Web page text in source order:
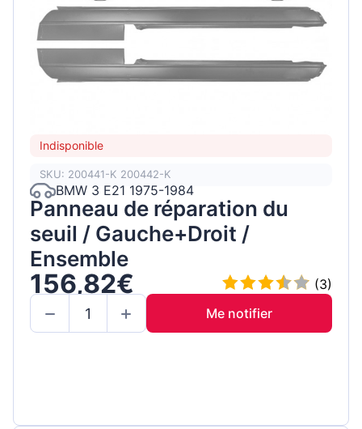
Indisponible
SKU: 200441-K 200442-K
BMW 3 E21 1975-1984
Panneau de réparation du
seuil / Gauche+Droit /
Ensemble
156,82€
(3)
Me notifier